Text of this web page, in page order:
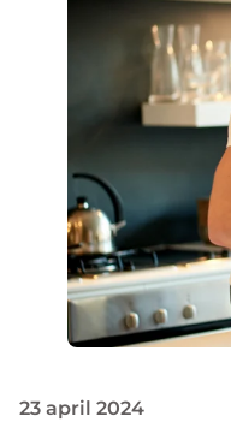
23 april 2024